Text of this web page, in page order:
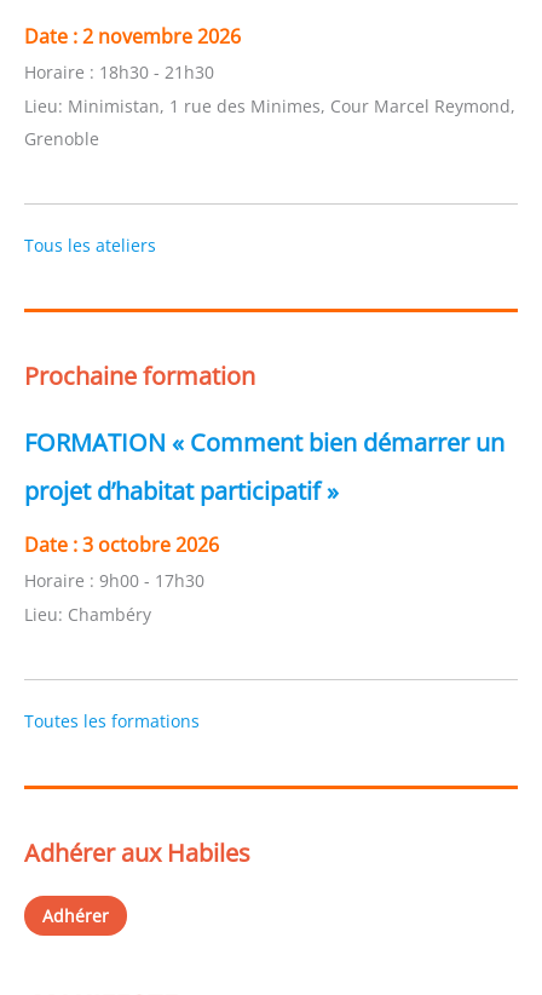
Date :2 novembre 2026
Horaire : 18h30 - 21h30
Lieu: Minimistan, 1 rue des Minimes, Cour Marcel Reymond,
Grenoble
Tous les ateliers
Prochaine formation
FORMATION « Comment bien démarrer un
projet d’habitat participatif »
Date :3 octobre 2026
Horaire : 9h00 - 17h30
Lieu: Chambéry
Toutes les formations
Adhérer aux Habiles
Adhérer